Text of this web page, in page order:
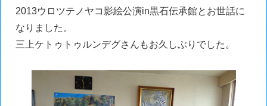
2013ウロツテノヤコ影絵公演in黒石伝承館とお世話に
なりました。
三上ケトゥトゥルンデグさんもお久しぶりでした。